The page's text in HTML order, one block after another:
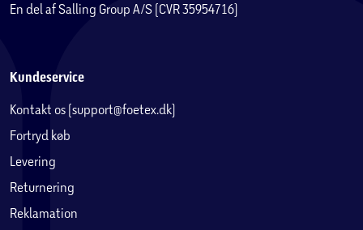
En del af Salling Group A/S (CVR 35954716)
Kundeservice
Kontakt os (support@foetex.dk)
Fortryd køb
Levering
Returnering
Reklamation